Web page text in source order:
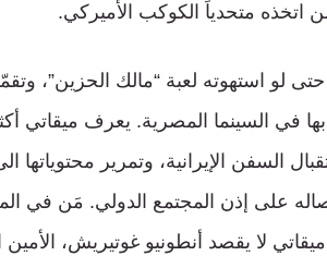
اتخذه متحدياً الكوكب الأميركي.
لو استهوته لعبة “مالك الحزين”،
في السينما المصرية. يعرف ميقاتي
السفن الإيرانية، وتمرير محتوياتها
على إذن المجتمع الدولي. مَن في
لا يقصد أنطونيو غوتيريش، الأمين